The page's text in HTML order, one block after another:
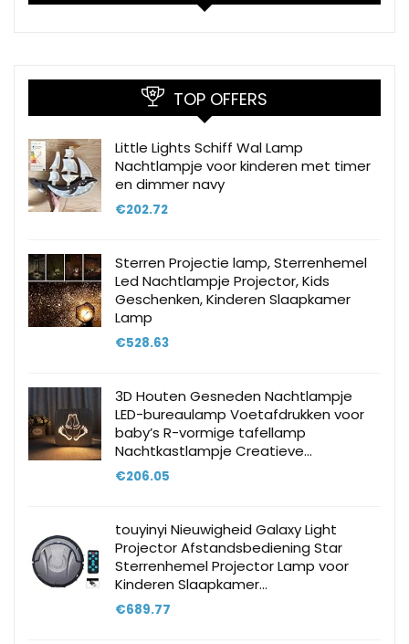
TOP OFFERS
Little Lights Schiff Wal Lamp
Nachtlampje voor kinderen met timer
en dimmer navy
€202.72
Sterren Projectie lamp, Sterrenhemel
Led Nachtlampje Projector, Kids
Geschenken, Kinderen Slaapkamer
Lamp
€528.63
3D Houten Gesneden Nachtlampje
LED-bureaulamp Voetafdrukken voor
baby’s R-vormige tafellamp
Nachtkastlampje Creatieve…
€206.05
touyinyi Nieuwigheid Galaxy Light
Projector Afstandsbediening Star
Sterrenhemel Projector Lamp voor
Kinderen Slaapkamer…
€689.77